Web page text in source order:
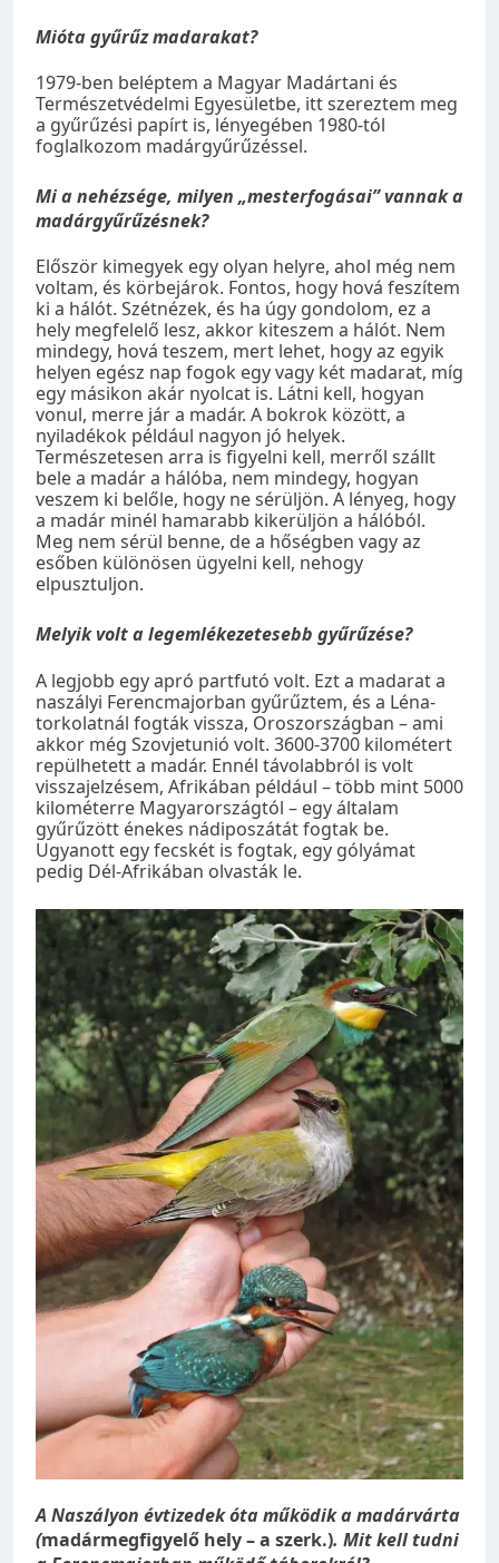
Mióta gyűrűz madarakat?
1979-ben beléptem a Magyar Madártani és
Természetvédelmi Egyesületbe, itt szereztem meg
a gyűrűzési papírt is, lényegében 1980-tól
foglalkozom madárgyűrűzéssel.
Mi a nehézsége, milyen „mesterfogásai” vannak a
madárgyűrűzésnek?
Először kimegyek egy olyan helyre, ahol még nem
voltam, és körbejárok. Fontos, hogy hová feszítem
ki a hálót. Szétnézek, és ha úgy gondolom, ez a
hely megfelelő lesz, akkor kiteszem a hálót. Nem
mindegy, hová teszem, mert lehet, hogy az egyik
helyen egész nap fogok egy vagy két madarat, míg
egy másikon akár nyolcat is. Látni kell, hogyan
vonul, merre jár a madár. A bokrok között, a
nyiladékok például nagyon jó helyek.
Természetesen arra is figyelni kell, merről szállt
bele a madár a hálóba, nem mindegy, hogyan
veszem ki belőle, hogy ne sérüljön. A lényeg, hogy
a madár minél hamarabb kikerüljön a hálóból.
Meg nem sérül benne, de a hőségben vagy az
esőben különösen ügyelni kell, nehogy
elpusztuljon.
Melyik volt a legemlékezetesebb gyűrűzése?
A legjobb egy apró partfutó volt. Ezt a madarat a
naszályi Ferencmajorban gyűrűztem, és a Léna-
torkolatnál fogták vissza, Oroszországban – ami
akkor még Szovjetunió volt. 3600-3700 kilométert
repülhetett a madár. Ennél távolabbról is volt
visszajelzésem, Afrikában például – több mint 5000
kilométerre Magyarországtól – egy általam
gyűrűzött énekes nádiposzátát fogtak be.
Ugyanott egy fecskét is fogtak, egy gólyámat
pedig Dél-Afrikában olvasták le.
A Naszályon évtizedek óta működik a madárvárta
(madármegfigyelő hely – a szerk.). Mit kell tudni